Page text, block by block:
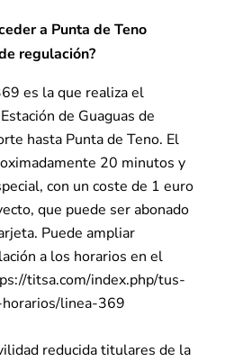
a Punta de Teno
regulación?
es la que realiza el
de Guaguas de
hasta Punta de Teno. El
20 minutos y
con un coste de 1 euro
que puede ser abonado
Puede ampliar
a los horarios en el
titsa.com/index.php/tus-
linea-369
reducida titulares de la